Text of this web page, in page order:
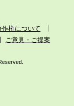
作権について
ご意見・ご提案